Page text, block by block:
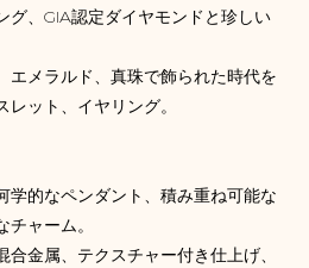
グ、GIA認定ダイヤモンドと珍しい
エメラルド、真珠で飾られた時代を
ット、イヤリング。
学的なペンダント、積み重ね可能な
ャーム。
金属、テクスチャー付き仕上げ、